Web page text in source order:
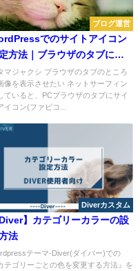
ブログ運営
でのサイトアイコン
方法｜ブラウザのタブに画
表示させる
マジャクシ ブラウザのタブのところ
像を表示させたい ネットサーフィン
ていると、PCブラウザのタブにサイ
イコン(ファビコ...
Diverカスタム
Diver】カテゴリーカラーの設
法
テーマ-Diver(ダイバー)での
テゴリーごとの色を変更する方法』を